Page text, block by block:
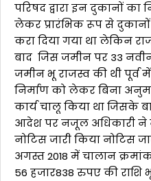
परिषद द्वारा इन दुकानों का
लेकर प्रारंभिक रूप से दुकानों
करा दिया गया था लेकिन
बाद जिस जमीन पर 33
जमीन भू राजस्व की थी पूर्व
निर्माण को लेकर बिना
कार्य चालू किया था जिसके
आदेश पर नजूल अधिकारी ने
नोटिस जारी किया नोटिस
अगस्त 2018 में चालान क्रमांक
56 हजार838 रुपए की राशि